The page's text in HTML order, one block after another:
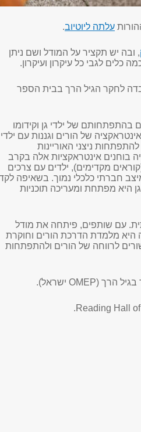
עלתה ליוטיוב.
, ובה יש תקציר על המודל ושם ניתן
לגבי כל עיקרון ועיקרון.
לחקר הגיל הרך בבית הספר
של ילדי גן וקידומו
של הורים וגננות עם
ניצני האוריינות
בוחנים אינטראקציות אלה בקרב
מקדימים), ילדים עם צרכים
חברתי כלכלי נמוך. בשאיפה
היא מפתחת ומעריכה תוכניות
עם שותפים, פיתחה את מודל
היא מלמדת הדרכת הורים וחוקרת
לרווחה של הורים ולהתפתחות
הרך (OMEP ישראל).
Reading Hall
.